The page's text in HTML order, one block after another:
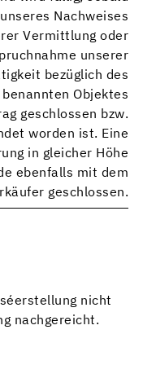
Nachweises
Vermittlung oder
unserer
bezüglich des
Objektes
geschlossen bzw.
worden ist. Eine
in gleicher Höhe
ebenfalls mit dem
geschlossen.
nicht
nachgereicht.